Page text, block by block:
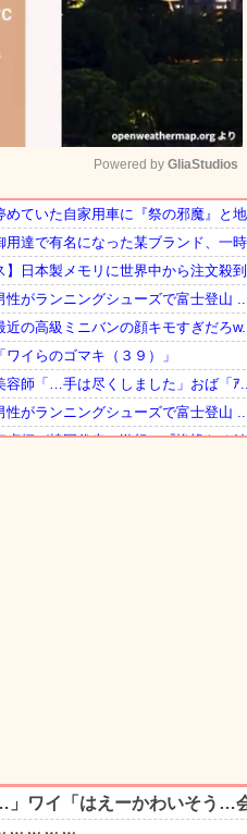
Mute
Powered by GliaStudios